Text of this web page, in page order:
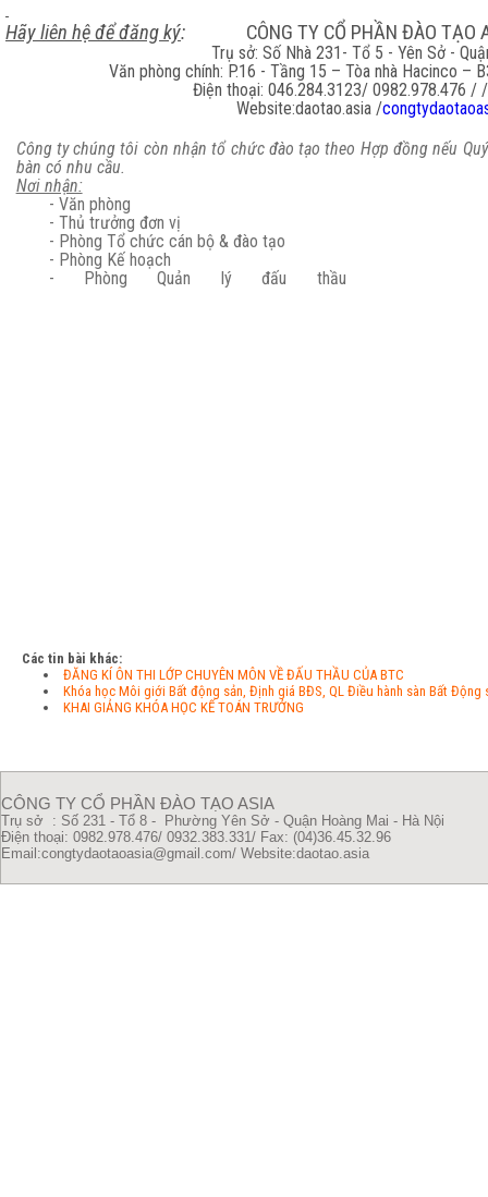
Hãy liên hệ để đăng ký: CÔNG TY CỔ PHẦN ĐÀO TẠO
Trụ sở: Số Nhà 231- Tổ 5 - Yên Sở -
Văn phòng chính: P.16 - Tầng 15 – Tòa nhà Hacinco –
Điện thoại: 046.284.3123/ 0982.978.476 /
Website:daotao.asia/
Công ty chúng tôi còn nhận tổ chức đào tạo theo Hợp đồng nếu
bàn có nhu cầu.
Nơi nhận:
- Văn phòng
- Thủ trưởng đơn vị
- Phòng Tổ chức cán bộ & đào tạo
- Phòng Kế hoạch
- Phòng Quản lý
Các tin bài khác:
ĐĂNG KÍ ÔN THI LỚP CHUYÊN MÔN VỀ ĐẤU THẦU CỦA BTC
Khóa học Môi giới Bất động sản, Định giá BĐS, QL Điều hành sàn Bất Động
KHAI GIẢNG KHÓA HỌC KẾ TOÁN TRƯỞNG
CÔNG TY CỔ PHẦN ĐÀO TẠO ASIA
Trụ sở : Số 231 - Tổ 8 - Phường Yên Sở - Quận Hoàng Mai - Hà Nội
Điện thoại: 0982.978.476/ 0932.383.331/ Fax: (04)36.45.32.96
Email:congtydaotaoasia@gmail.com/ Website:daotao.asia